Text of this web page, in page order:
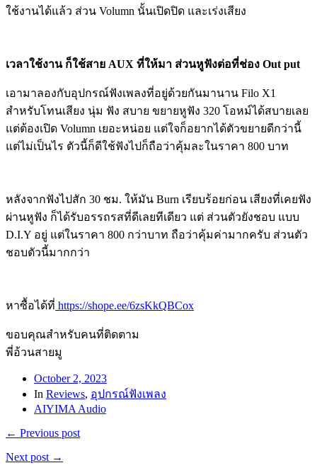
ใช้งานได้แล้ว ส่วน Volumn นั้นเปิดปิด และเร่งเสียง
เวลาใช้งาน ก็ใช้สาย AUX ที่ให้มา ส่วนหูฟังต่อที่ช่อง Out put
เอามาลองกับอุปกรณ์ฟังเพลงที่อยู่ด้วยกันมานาน Filo X1
สำหรับโทนเสียง นุ่ม ฟัง สบาย ขยายหูฟัง 320 โอหม์ได้สบายเลย
แต่ต้องเปิด Volumn เยอะหน่อย แต่ใจก็อยากได้ตัวขยายดีกว่านี้
แต่ไม่เป็นไร ตัวนี้ก็ดีใช้ฟังไปก็ถือว่าคุ้มละในราคา 800 บาท
หลังจากฟังไปสัก 30 ชม. ให้มัน Burn เรียบร้อยก่อน เสียงที่เคยฟัง
ผ่านหูฟัง ก็ได้รับอรรถรสที่ดีเลยทีเดียว แต่ ส่วนตัวยังชอบ แบบ
D.I.Y อยู่ แต่ในราคา 800 กว่าบาท ถือว่าคุ้มค่ามากครับ ส่วนตัว
ชอบตัวนี้มากกว่า
หาซื้อได้ที่ https://shope.ee/6zsKkQBCox
ขอบคุณสำหรับคนที่ติดตาม
พี่อ้วนสายมู
October 2, 2023
In Reviews, อุปกรณ์ฟังเพลง
AIYIMA Audio
← Previous post
Next post →